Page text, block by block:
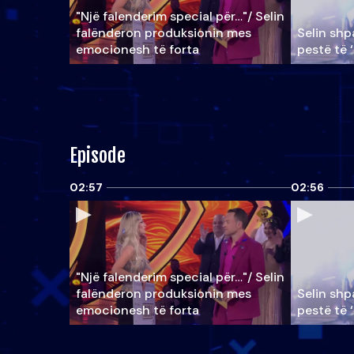
"Një falenderim special për…"/ Selin
falënderon produksionin mes
emocionesh të forta
Selin
pestë të
Episode
02:57
"Një falenderim special për…"/ Selin
falënderon produksionin mes
emocionesh të forta
02:56
Selin
pestë të